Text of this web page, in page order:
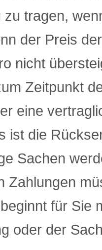
tragen,
der Preis
nicht
Zeitpunkt
eine
ist die
Sachen
Zahlungen
für Sie
oder der